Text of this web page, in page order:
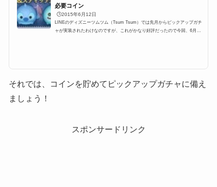
必要コイン
🕒️2015年6月12日
LINEのディズニーツムツム（Tsum Tsum）では先月からピックアップガチ
ャが実装されたわけなのですが、これがかなり好評だったので今回、6月に
5月で人気のハチプー、アナ...
それでは、コインを貯めてピックアップガチャに備え
ましょう！
スポンサードリンク